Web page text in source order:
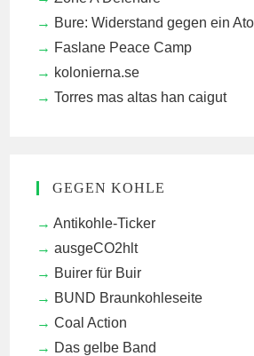
Bure: Widerstand gegen ein
Faslane Peace Camp
kolonierna.se
Torres mas altas han caigut
GEGEN KOHLE
Antikohle-Ticker
ausgeCO2hlt
Buirer für Buir
BUND Braunkohleseite
Coal Action
Das gelbe Band